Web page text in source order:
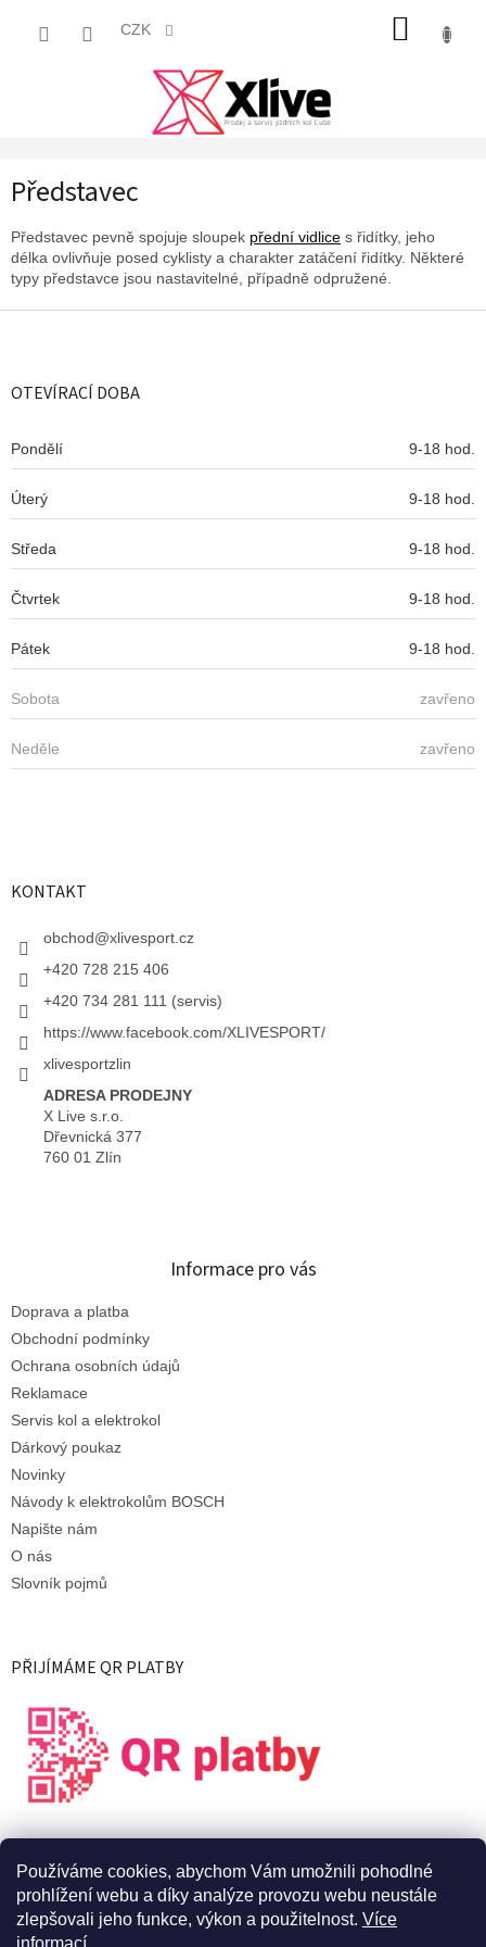
Používáme cookies, abychom Vám umožnili pohodlné
prohlížení webu a díky analýze provozu webu neustále
zlepšovali jeho funkce, výkon a použitelnost. Více
informací
CZK
Představec
Představec pevně spojuje sloupek přední vidlice s řidítky, jeho
délka ovlivňuje posed cyklisty a charakter zatáčení řidítky. Některé
typy představce jsou nastavitelné, případně odpružené.
Z
OTEVÍRACÍ DOBA
Pondělí 9-18 hod.
Úterý 9-18 hod.
Středa 9-18 hod.
Čtvrtek 9-18 hod.
Pátek 9-18 hod.
Sobota zavřeno
Neděle zavřeno
KONTAKT
obchod@xlivesport.cz
+420 728 215 406
+420 734 281 111 (servis)
https://www.facebook.com/XLIVESPORT/
xlivesportzlin
ADRESA PRODEJNY
X Live s.r.o.
Dřevnická 377
760 01 Zlín
Informace pro vás
Doprava a platba
Obchodní podmínky
Ochrana osobních údajů
Reklamace
Servis kol a elektrokol
Dárkový poukaz
Novinky
Návody k elektrokolům BOSCH
Napište nám
O nás
Slovník pojmů
PŘIJÍMÁME QR PLATBY